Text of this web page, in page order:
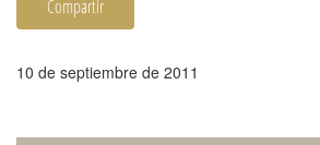
Compartir
10 de septiembre de 2011